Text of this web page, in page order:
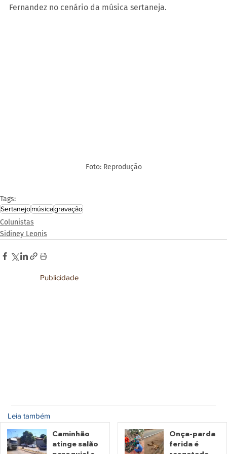
Fernandez no cenário da música sertaneja.
Foto: Reprodução
Tags:
Sertanejomúsicagravação
Colunistas
Sidiney Leonis
Publicidade
Leia também
Caminhão
atinge salão
Onça-parda
ferida é